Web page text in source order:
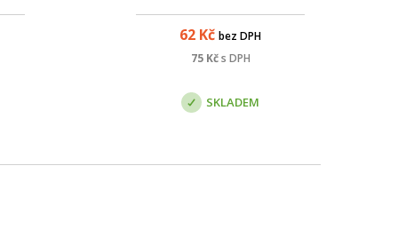
62 Kč bez DPH
75Kč s DPH
SKLADEM